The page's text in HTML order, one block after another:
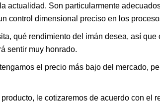
actualidad. Son particularmente
control dimensional preciso en los
qué rendimiento del imán desea, así
sentir muy honrado.
el precio más bajo del mercado,
le cotizaremos de acuerdo con el